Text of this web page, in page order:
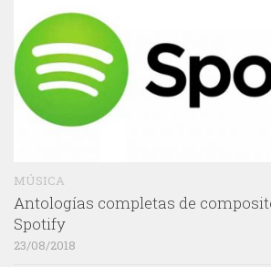
MÚSICA
Antologías completas de
Spotify
23/08/2018